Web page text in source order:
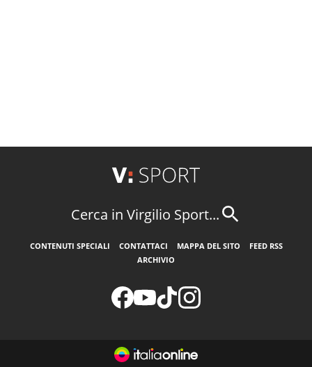
Cerca in Virgilio Sport...
CONTENUTI SPECIALI CONTATTACI MAPPA DEL SITO
FEED RSS
ARCHIVIO